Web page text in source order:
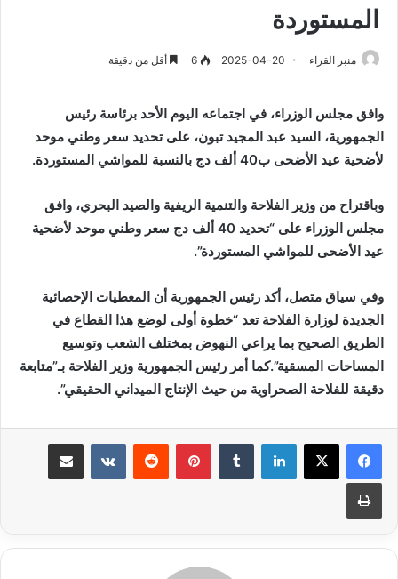
المستوردة
منبر القراء 2025-04-20
6 أقل من دقيقة
وافق مجلس الوزراء، في اجتماعه اليوم الأحد برئاسة رئيس
الجمهورية، السيد عبد المجيد تبون، على تحديد سعر وطني موحد
لأضحية عيد الأضحى ب40 ألف دج بالنسبة للمواشي المستوردة.
وباقتراح من وزير الفلاحة والتنمية الريفية والصيد البحري، وافق
مجلس الوزراء على “تحديد 40 ألف دج سعر وطني موحد لأضحية
عيد الأضحى للمواشي المستوردة”.
وفي سياق متصل، أكد رئيس الجمهورية أن المعطيات الإحصائية
الجديدة لوزارة الفلاحة تعد “خطوة أولى لوضع هذا القطاع في
الطريق الصحيح بما يراعي النهوض بمختلف الشعب وتوسيع
المساحات المسقية”.كما أمر رئيس الجمهورية وزير الفلاحة بـ”متابعة
دقيقة للفلاحة الصحراوية من حيث الإنتاج الميداني الحقيقي”.
لينكدإن بينتيريست
طباعة